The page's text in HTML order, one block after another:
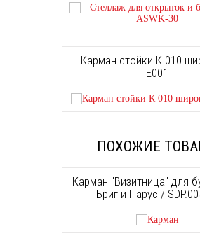
Карман стойки К 010
E001
ПОХОЖИЕ
Карман "Визитница" для
Бриг и Парус /